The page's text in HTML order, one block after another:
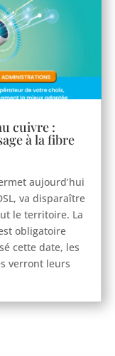
cuivre :
à la fibre
aujourd’hui
va disparaître
le territoire. La
obligatoire
cette date, les
verront leurs